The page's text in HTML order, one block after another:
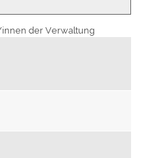
der Verwaltung